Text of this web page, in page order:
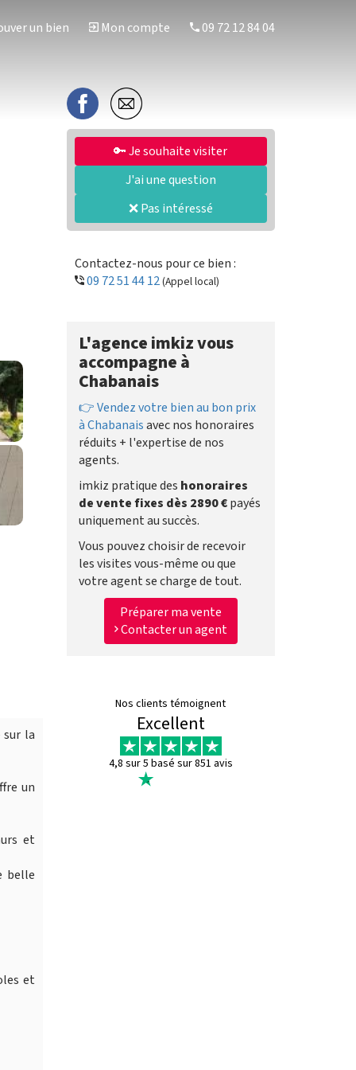
un bien Mon compte 09 72 12 84 04
la
un
et
belle
et
🔑 Je souhaite visiter
J'ai une question
❌ Pas intéressé
Contactez-nous pour ce bien :
09 72 51 44 12(Appel local)
L'agence imkiz vous
accompagne à
Chabanais
👉 Vendez votre bien au bon prix
à Chabanaisavec nos honoraires
réduits + l'expertise de nos
agents.
imkiz pratique des honoraires
de vente fixes dès 2890 €payés
uniquement au succès.
Vous pouvez choisir de recevoir
les visites vous-même ou que
votre agent se charge de tout.
Préparer ma vente
Contacter un agent
Nos clients témoignent
Excellent
4,8 sur 5 basé sur 851 avis